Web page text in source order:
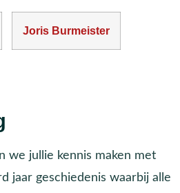
Joris Burmeister
we jullie kennis maken met
jaar geschiedenis waarbij alle